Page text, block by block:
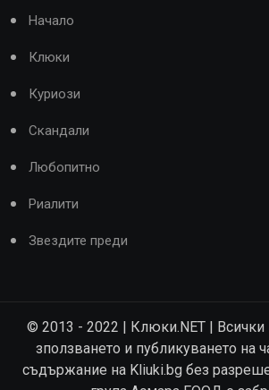
Начало
Клюки
Куриози
Скандали
Любопитно
Риалити
Звездите преди
© 2013 - 2022 | Клюки.NET | Всички
зползването и публикуването на
съдържание на Kliuki.bg без